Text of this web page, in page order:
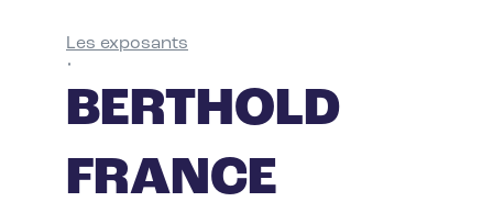
Les exposants
•
BERTHOLD
FRANCE